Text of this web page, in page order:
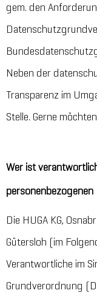
gem. den
Neben der
Transparenz im
Stelle. Gerne
Wer ist
personenbezogenen
Die HUGA KG,
Gütersloh (im
Verantwortliche im
Grundverordnung